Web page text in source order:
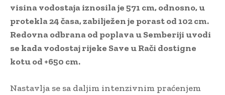
visina vodostaja iznosila je 571 cm, odnosno, u
protekla 24 časa, zabilježen je porast od 102 cm.
Redovna odbrana od poplava u Semberiji uvodi
se kada vodostaj rijeke Save u Rači dostigne
kotu od +650 cm.
Nastavlja se sa daljim intenzivnim praćenjem